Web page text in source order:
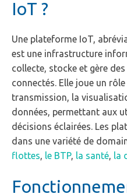
IoT ?
Une plateforme IoT,
est une infrastructure
collecte, stocke et gère
connectés. Elle joue un
transmission, la
données, permettant aux
décisions éclairées. Les
dans une variété de
flottes, le BTP, la santé, la